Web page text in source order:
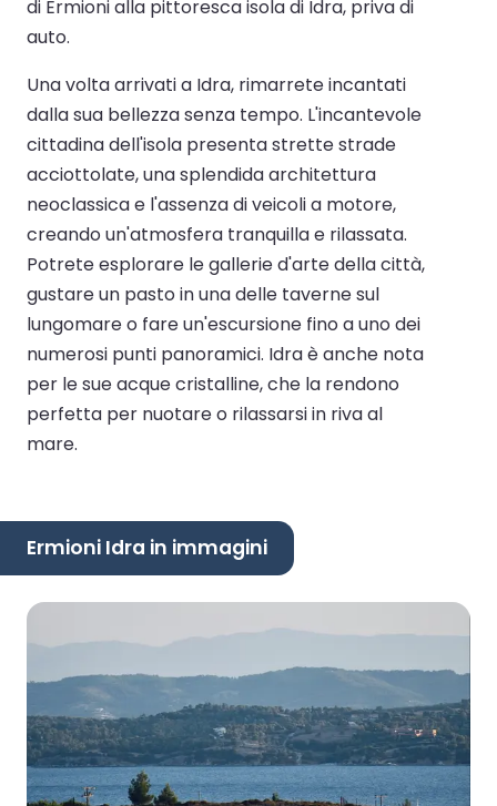
di Ermioni alla pittoresca isola di Idra, priva di
auto.
Una volta arrivati a Idra, rimarrete incantati
dalla sua bellezza senza tempo. L'incantevole
cittadina dell'isola presenta strette strade
acciottolate, una splendida architettura
neoclassica e l'assenza di veicoli a motore,
creando un'atmosfera tranquilla e rilassata.
Potrete esplorare le gallerie d'arte della città,
gustare un pasto in una delle taverne sul
lungomare o fare un'escursione fino a uno dei
numerosi punti panoramici. Idra è anche nota
per le sue acque cristalline, che la rendono
perfetta per nuotare o rilassarsi in riva al
mare.
Ermioni Idra in immagini